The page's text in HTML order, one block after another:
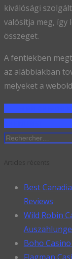
kiválósági
valósítja meg, így
összeget.
A fentiekben
az alábbiakban
melyeket a
Rechercher :
Best
Reviews
Wild Robin
Boho